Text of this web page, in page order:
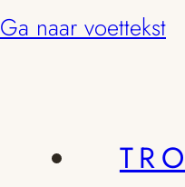
Ga naar voettekst